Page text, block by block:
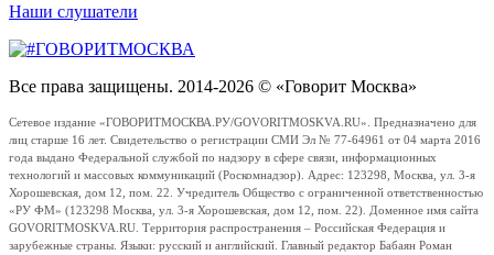
Наши слушатели
Все права защищены. 2014-2026 © «Говорит Москва»
Сетевое издание «ГОВОРИТМОСКВА.РУ/GOVORITMOSKVA.RU». Предназначено для
лиц старше 16 лет. Свидетельство о регистрации СМИ Эл № 77-64961 от 04 марта 2016
года выдано Федеральной службой по надзору в сфере связи, информационных
технологий и массовых коммуникаций (Роскомнадзор). Адрес: 123298, Москва, ул. 3-я
Хорошевская, дом 12, пом. 22. Учредитель Общество с ограниченной ответственностью
«РУ ФМ» (123298 Москва, ул. 3-я Хорошевская, дом 12, пом. 22). Доменное имя сайта
GOVORITMOSKVA.RU. Территория распространения – Российская Федерация и
зарубежные страны. Языки: русский и английский. Главный редактор Бабаян Роман